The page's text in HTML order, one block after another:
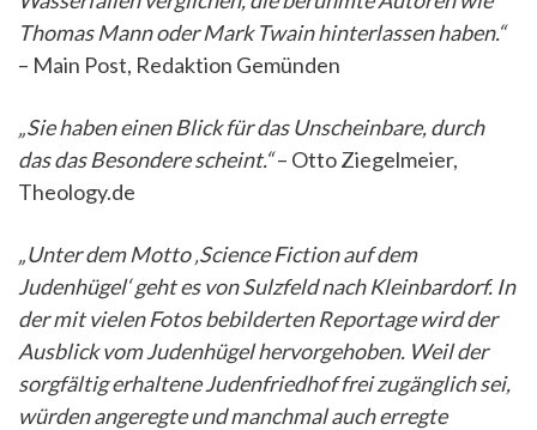
Thomas Mann oder Mark Twain hinterlassen haben.“
– Main Post, Redaktion Gemünden
„Sie haben einen Blick für das Unscheinbare, durch
das das Besondere scheint.“– Otto Ziegelmeier,
Theology.de
„Unter dem Motto ‚Science Fiction auf dem
Judenhügel‘ geht es von Sulzfeld nach Kleinbardorf. In
der mit vielen Fotos bebilderten Reportage wird der
Ausblick vom Judenhügel hervorgehoben. Weil der
sorgfältig erhaltene Judenfriedhof frei zugänglich sei,
würden angeregte und manchmal auch erregte